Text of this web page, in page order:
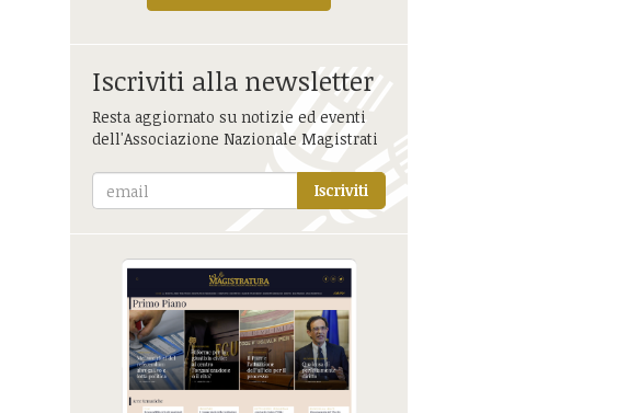
Iscriviti alla newsletter
Resta aggiornato su notizie ed eventi
dell'Associazione Nazionale Magistrati
Iscriviti